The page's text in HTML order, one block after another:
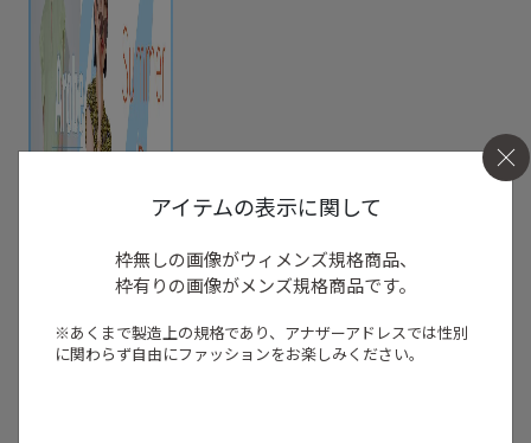
アイテムの表示に関して
枠無しの画像がウィメンズ規格商品、
枠有りの画像がメンズ規格商品です。
※あくまで製造上の規格であり、アナザーアドレスでは性別
に関わらず自由にファッションをお楽しみください。